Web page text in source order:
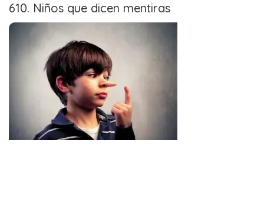
610. Niños que dicen mentiras